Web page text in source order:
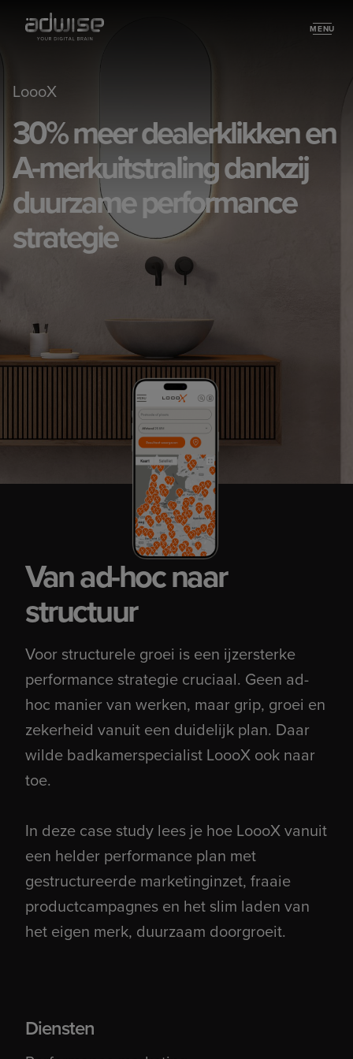
MENU
LoooX
30% meer dealerklikken en
A-merkuitstraling dankzij
duurzame performance
strategie
Van ad-hoc naar
structuur
Voor structurele groei is een ijzersterke
performance strategie cruciaal. Geen ad-
hoc manier van werken, maar grip, groei en
zekerheid vanuit een duidelijk plan. Daar
wilde badkamerspecialist LoooX ook naar
toe.
In deze case study lees je hoe LoooX vanuit
een helder performance plan met
gestructureerde marketinginzet, fraaie
productcampagnes en het slim laden van
het eigen merk, duurzaam doorgroeit.
Diensten